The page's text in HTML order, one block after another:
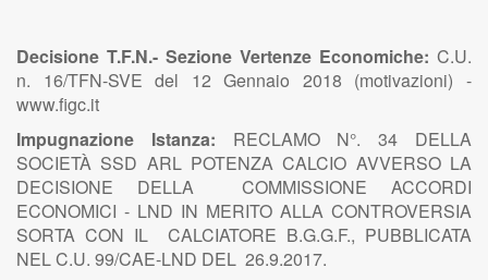
Decisione T.F.N.- Sezione Vertenze Economiche: C.U.
n. 16/TFN-SVE del 12 Gennaio 2018 (motivazioni) -
www.figc.it
Impugnazione Istanza: RECLAMO N°. 34 DELLA
SOCIETÀ SSD ARL POTENZA CALCIO AVVERSO LA
DECISIONE DELLA COMMISSIONE ACCORDI
ECONOMICI - LND IN MERITO ALLA CONTROVERSIA
SORTA CON IL CALCIATORE B.G.G.F., PUBBLICATA
NEL C.U. 99/CAE-LND DEL 26.9.2017.